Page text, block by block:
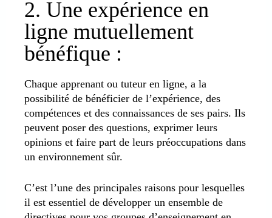
2. Une expérience en
ligne mutuellement
bénéfique :
Chaque apprenant ou tuteur en ligne, a la
possibilité de bénéficier de l’expérience, des
compétences et des connaissances de ses pairs. Ils
peuvent poser des questions, exprimer leurs
opinions et faire part de leurs préoccupations dans
un environnement sûr.
C’est l’une des principales raisons pour lesquelles
il est essentiel de développer un ensemble de